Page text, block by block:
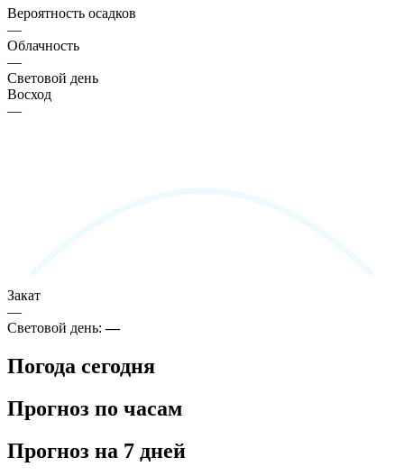
Вероятность осадков
—
Облачность
—
Световой день
Восход
—
Закат
—
Световой день:—
Погода сегодня
Прогноз по часам
Прогноз на 7 дней